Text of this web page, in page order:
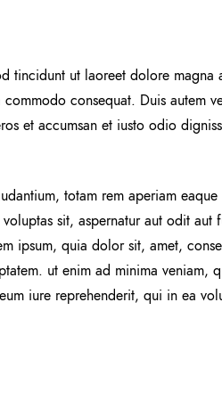
tincidunt ut laoreet dolore
consequat. Duis autem
et accumsan et iusto odio
totam rem aperiam
sit, aspernatur aut odit aut
ipsum, quia dolor sit, amet,
ut enim ad minima veniam,
iure reprehenderit, qui in ea